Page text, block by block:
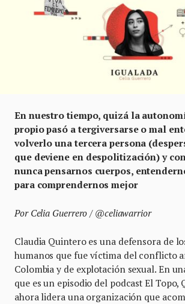
En nuestro tiempo, quizá la
propio pasó a tergiversarse o mal
volverlo una tercera persona
que deviene en despolitización) y
nunca pensarnos cuerpos,
para comprendernos mejor
Por Celia Guerrero / @celiawarrior
Claudia Quintero es una defensora de
humanos que fue víctima del conflicto
Colombia y de explotación sexual. En
que es un episodio del podcast El Topo,
ahora lidera una organización que